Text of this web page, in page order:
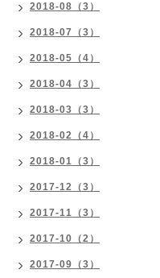
2018-08（3）
2018-07（3）
2018-05（4）
2018-04（3）
2018-03（3）
2018-02（4）
2018-01（3）
2017-12（3）
2017-11（3）
2017-10（2）
2017-09（3）